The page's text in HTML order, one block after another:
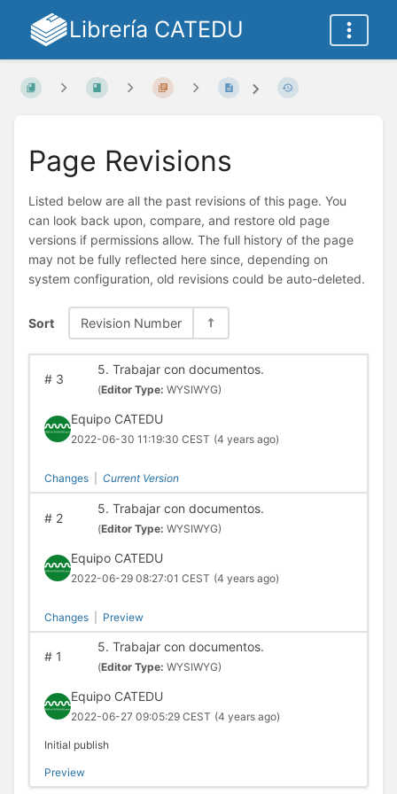
Librería CATEDU
Page Revisions
Listed below are all the past revisions of this page. You
can look back upon, compare, and restore old page
versions if permissions allow. The full history of the page
may not be fully reflected here since, depending on
system configuration, old revisions could be auto-deleted.
Sort Revision Number
#3
5. Trabajar con documentos.
(Editor Type: WYSIWYG)
Equipo CATEDU
2022-06-30 11:19:30 CEST (4 years ago)
Changes Current Version
#2
5. Trabajar con documentos.
(Editor Type: WYSIWYG)
Equipo CATEDU
2022-06-29 08:27:01 CEST (4 years ago)
Changes Preview
#1
5. Trabajar con documentos.
(Editor Type: WYSIWYG)
Equipo CATEDU
2022-06-27 09:05:29 CEST (4 years ago)
Initial publish
Preview